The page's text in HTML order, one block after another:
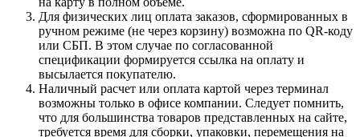
Для физических лиц оплата заказов, сформированных в
ручном режиме (не через корзину) возможна по QR-коду
или СБП. В этом случае по согласованной
спецификации формируется ссылка на оплату и
высылается покупателю.
Наличный расчет или оплата картой через терминал
возможны только в офисе компании. Следует помнить,
что для большинства товаров представленных на сайте,
требуется время для сборки, упаковки, перемещения на